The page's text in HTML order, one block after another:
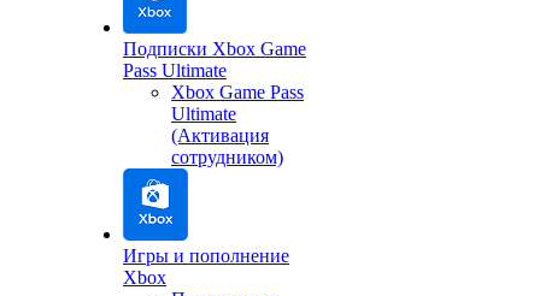
Подписки Xbox Game
Pass Ultimate
Xbox Game Pass
Ultimate
(Активация
сотрудником)
Игры и пополнение
Xbox